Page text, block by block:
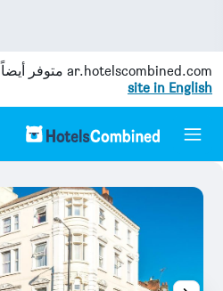
ar.hotelscombined.com متوفر أيضاً
site in English